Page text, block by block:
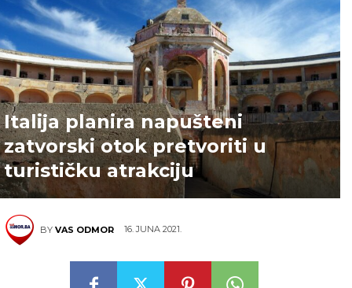
Italija planira napušteni
zatvorski otok pretvoriti u
turističku atrakciju
BY VAS ODMOR 16. JUNA 2021.